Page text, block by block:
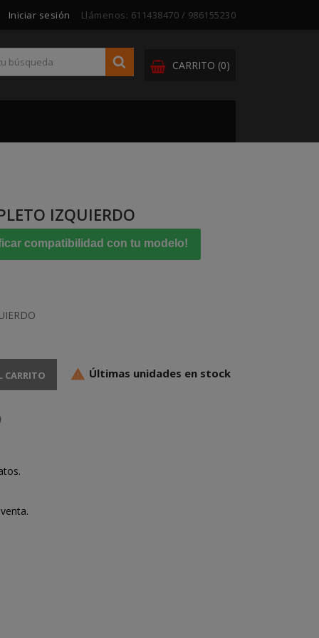
Iniciar sesión Llámenos: 611438470 / 986155230
CARRITO (0)
IZQUIERDO
compatibilidad con tu modelo!
CARRITO  Últimas unidades en stock